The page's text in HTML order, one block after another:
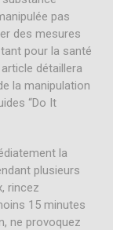
pas
des mesures
pour la santé
détaillera
la manipulation
“Do It
la
plusieurs
rincez
15 minutes
ne provoquez